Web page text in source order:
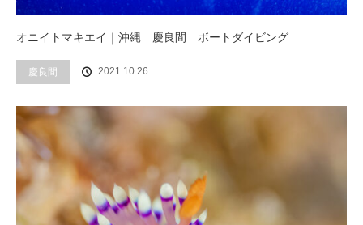
オニイトマキエイ｜沖縄 慶良間 ボートダイビング
慶良間 2021.10.26